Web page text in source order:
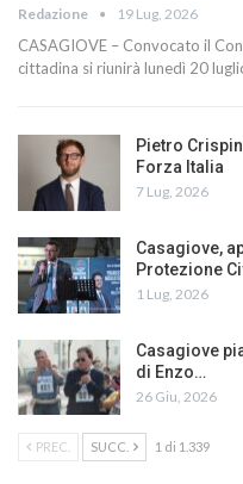
Redazione 19 Lug, 2026
CASAGIOVE – Convocato il
cittadina si riunirà lunedì 20
Pietro
Forza Italia
7 Lug, 2026
Casagiove,
Protezione
1 Lug, 2026
Casagiove
di Enzo…
26 Giu, 2026
PREC. SUCC. 1 di 1.339